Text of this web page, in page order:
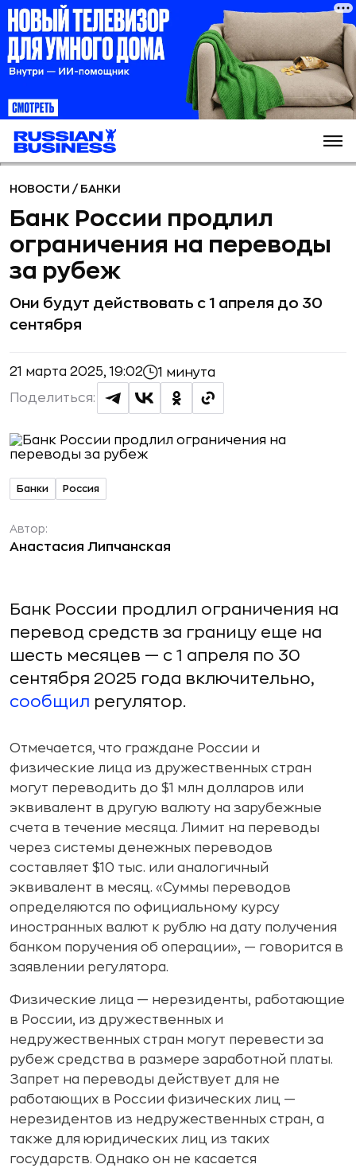
НОВОСТИ / БАНКИ
Банк России продлил
ограничения на переводы
за рубеж
Они будут действовать с 1 апреля до 30
сентября
21 марта 2025, 19:02 1 минута
Поделиться:
Банки Россия
Автор:
Анастасия Липчанская
Банк России продлил ограничения на
перевод средств за границу еще на
шесть месяцев — с 1 апреля по 30
сентября 2025 года включительно,
сообщил регулятор.
Отмечается, что граждане России и
физические лица из дружественных стран
могут переводить до $1 млн долларов или
эквивалент в другую валюту на зарубежные
счета в течение месяца. Лимит на переводы
через системы денежных переводов
составляет $10 тыс. или аналогичный
эквивалент в месяц. «Суммы переводов
определяются по официальному курсу
иностранных валют к рублю на дату получения
банком поручения об операции», — говорится в
заявлении регулятора.
Физические лица — нерезиденты, работающие
в России, из дружественных и
недружественных стран могут перевести за
рубеж средства в размере заработной платы.
Запрет на переводы действует для не
работающих в России физических лиц —
нерезидентов из недружественных стран, а
также для юридических лиц из таких
государств. Однако он не касается